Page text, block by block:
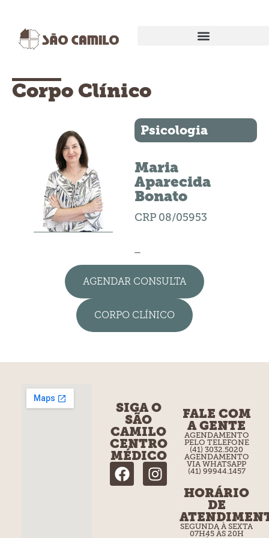
Corpo Clínico
Psicologia
Maria
Aparecida
Bonato
CRP 08/05953
AGENDAR CONSULTA
CORPO CLÍNICO
SIGA O
SÃO
CAMILO
CENTRO
MÉDICO
FALE COM
A GENTE
AGENDAMENTO
PELO TELEFONE
(41) 3032.5020
AGENDAMENTO
VIA WHATSAPP
(41) 99944.1457
HORÁRIO
DE
SEGUNDA À SEXTA
07H45 ÀS 20H